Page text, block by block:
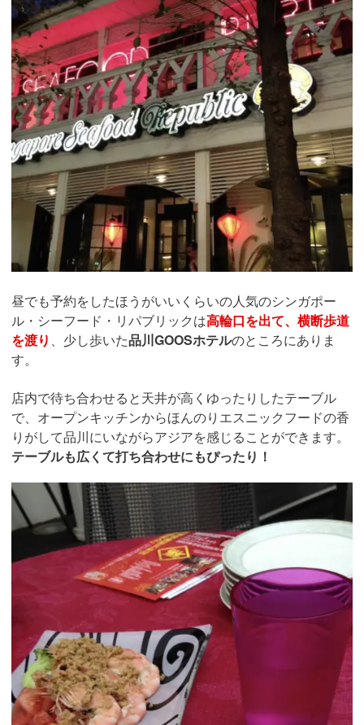
昼でも予約をしたほうがいいくらいの人気のシンガポー
ル・シーフード・リパブリックは高輪口を出て、横断歩道
を渡り 、少し歩いた品川GOOSホテルのところにありま
す。
店内で待ち合わせると天井が高くゆったりしたテーブル
で、オープンキッチンからほんのりエスニックフードの香
りがして品川にいながらアジアを感じることができます。
テーブルも広くて打ち合わせにもぴったり！